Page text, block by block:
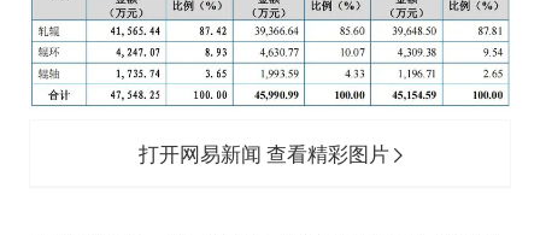
打开网易新闻 查看精彩图片